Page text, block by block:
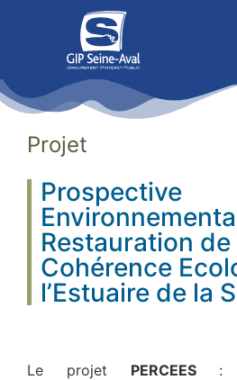
Projet
Prospective
Restauration de
Cohérence
l’Estuaire de la
Le projet PERCEES: «